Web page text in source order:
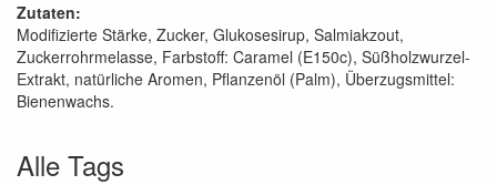
Zutaten:
Modifizierte Stärke, Zucker, Glukosesirup, Salmiakzout,
Zuckerrohrmelasse, Farbstoff: Caramel (E150c), Süßholzwurzel-
Extrakt, natürliche Aromen, Pflanzenöl (Palm), Überzugsmittel:
Bienenwachs.
Alle Tags